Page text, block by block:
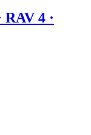
4 ·